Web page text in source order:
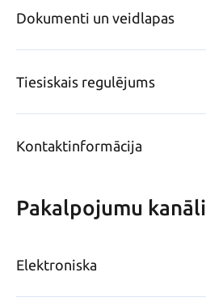
Dokumenti un veidlapas
Tiesiskais regulējums
Kontaktinformācija
Pakalpojumu kanāli
Elektroniska